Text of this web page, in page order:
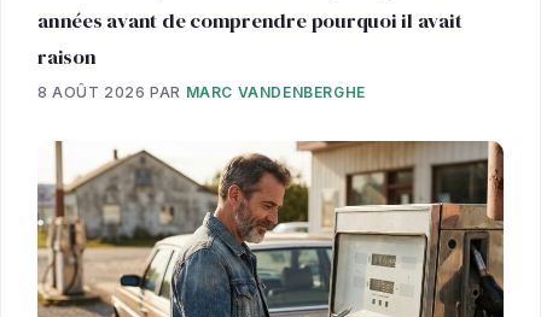
années avant de comprendre pourquoi il avait
raison
8 AOÛT 2026 PAR MARC VANDENBERGHE